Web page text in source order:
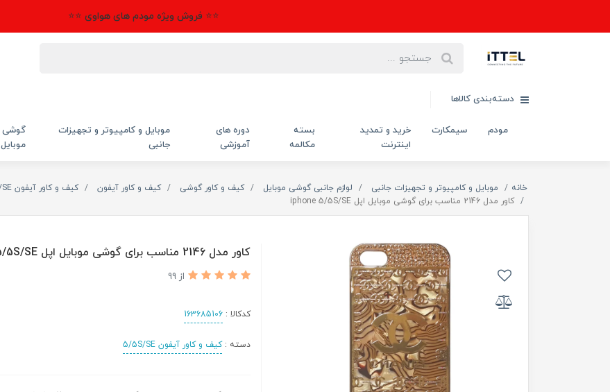
⭐⭐ فروش ویژه مودم های هواوی ⭐⭐
دسته‌بندی کالاها
مودم سیمکارت
خرید و تمدید
اینترنت
بسته
مکالمه
دوره های
آموزشی
موبایل و کامپیوتر و تجهیزات
جانبی
گوشی
موبایل
خانه موبایل و کامپیوتر و تجهیزات جانبی لوازم جانبی گوشی موبایل کیف و کاور گوشی کیف و کاور آیفون
کیف و کاور آیفون 5/5S/SE
کاور مدل 2146 مناسب برای گوشی موبایل اپل iphone 5/5S/SE
کاور مدل 2146 مناسب برای گوشی موبایل اپل iphone 5/5S/SE
از 99
کدکالا :163685106
دسته :کیف و کاور آیفون 5/5S/SE